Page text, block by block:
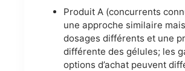
Produit A (concurrents
une approche similaire
dosages différents et une
différente des gélules; les
options d’achat peuvent